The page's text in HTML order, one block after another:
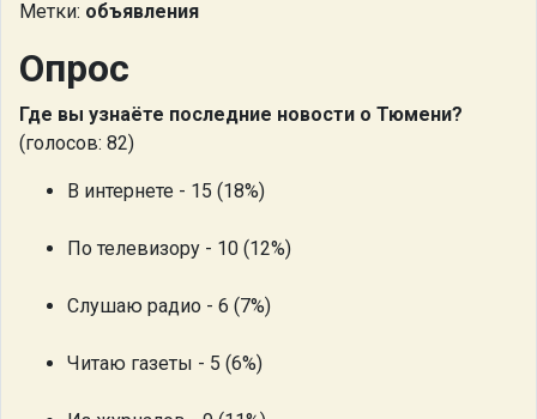
Метки: объявления
Опрос
Где вы узнаёте последние новости о Тюмени?
(голосов: 82)
В интернете - 15 (18%)
По телевизору - 10 (12%)
Слушаю радио - 6 (7%)
Читаю газеты - 5 (6%)